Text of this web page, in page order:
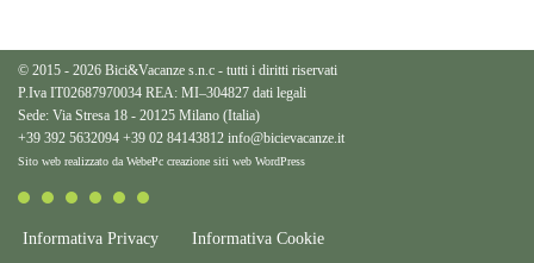
© 2015 - 2026 Bici&Vacanze s.n.c - tutti i diritti riservati
P.Iva IT02687970034 REA: MI–304827 dati legali
Sede: Via Stresa 18 - 20125 Milano (Italia)
+39 392 5632094 +39 02 84143812 info@bicievacanze.it
Sito web realizzato da WebePc creazione siti web WordPress
Informativa Privacy Informativa Cookie